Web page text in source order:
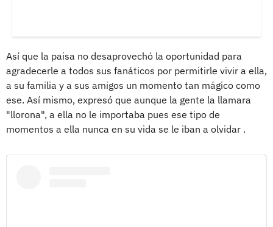
Así que la paisa no desaprovechó la oportunidad para
agradecerle a todos sus fanáticos por permitirle vivir a ella,
a su familia y a sus amigos un momento tan mágico como
ese. Así mismo, expresó que aunque la gente la llamara
"llorona", a ella no le importaba pues ese tipo de
momentos a ella nunca en su vida se le iban a olvidar .